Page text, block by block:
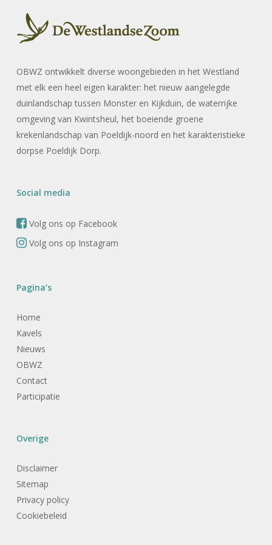
OBWZ ontwikkelt diverse woongebieden in het Westland
met elk een heel eigen karakter: het nieuw aangelegde
duinlandschap tussen Monster en Kijkduin, de waterrijke
omgeving van Kwintsheul, het boeiende groene
krekenlandschap van Poeldijk-noord en het karakteristieke
dorpse Poeldijk Dorp.
Social media
Volg ons op Facebook
Volg ons op Instagram
Pagina’s
Home
Kavels
Nieuws
OBWZ
Contact
Participatie
Overige
Disclaimer
Sitemap
Privacy policy
Cookiebeleid